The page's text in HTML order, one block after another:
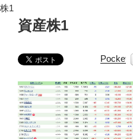
株1
資産株1
Pocket